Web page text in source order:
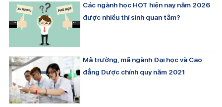
Các ngành học HOT hiện nay năm 2026
được nhiều thí sinh quan tâm?
Mã trường, mã ngành Đại học và Cao
đẳng Dược chính quy năm 2021